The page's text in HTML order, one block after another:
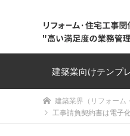
建築業向けテンプ
建築業界（リフォーム
工事請負契約書は電子